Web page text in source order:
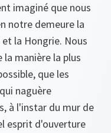
imaginé que nous
notre demeure la
la Hongrie. Nous
manière la plus
que les
naguère
à l'instar du mur de
esprit d'ouverture